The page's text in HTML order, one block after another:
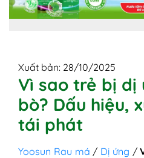
Xuất bản: 28/10/2025
Vì sao trẻ bị dị
bò? Dấu hiệu,
tái phát
Yoosun Rau má / Dị ứng /